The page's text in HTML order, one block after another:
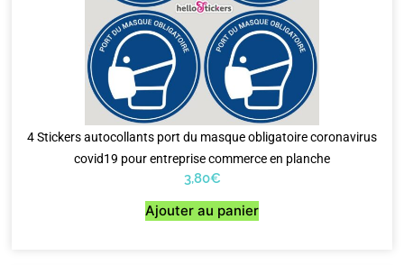
4 Stickers autocollants port du masque obligatoire coronavirus
covid19 pour entreprise commerce en planche
3,80€
Ajouter au panier